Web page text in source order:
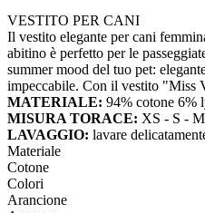
VESTITO PER CANI
Il vestito elegante per cani
abitino è perfetto per le
summer mood del tuo pet:
impeccabile. Con il vestito "Miss
MATERIALE: 94% cotone 6%
MISURA TORACE: XS - S -
LAVAGGIO: lavare
Materiale
Cotone
Colori
Arancione